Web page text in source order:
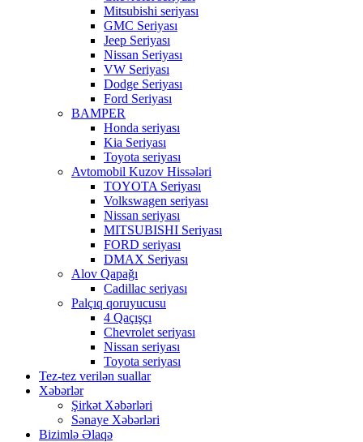
Mitsubishi seriyası
GMC Seriyası
Jeep Seriyası
Nissan Seriyası
VW Seriyası
Dodge Seriyası
Ford Seriyası
BAMPER
Honda seriyası
Kia Seriyası
Toyota seriyası
Avtomobil Kuzov Hissələri
TOYOTA Seriyası
Volkswagen seriyası
Nissan seriyası
MITSUBISHI Seriyası
FORD seriyası
DMAX Seriyası
Alov Qapağı
Cadillac seriyası
Palçıq qoruyucusu
4 Qaçışçı
Chevrolet seriyası
Nissan seriyası
Toyota seriyası
Tez-tez verilən suallar
Xəbərlər
Şirkət Xəbərləri
Sənaye Xəbərləri
Bizimlə Əlaqə